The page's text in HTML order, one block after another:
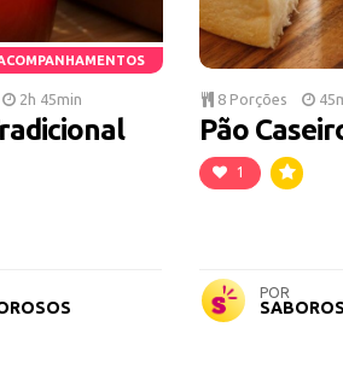
2h 45min 8 Porções
Pão
1
POR